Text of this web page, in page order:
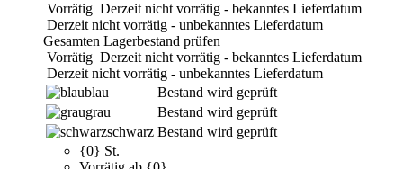
Vorrätig Derzeit nicht vorrätig - bekanntes Lieferdatum
Derzeit nicht vorrätig - unbekanntes Lieferdatum
Gesamten Lagerbestand prüfen
Vorrätig Derzeit nicht vorrätig - bekanntes Lieferdatum
Derzeit nicht vorrätig - unbekanntes Lieferdatum
blau
Bestand wird geprüft
grau
Bestand wird geprüft
schwarz Bestand wird geprüft
{0} St.